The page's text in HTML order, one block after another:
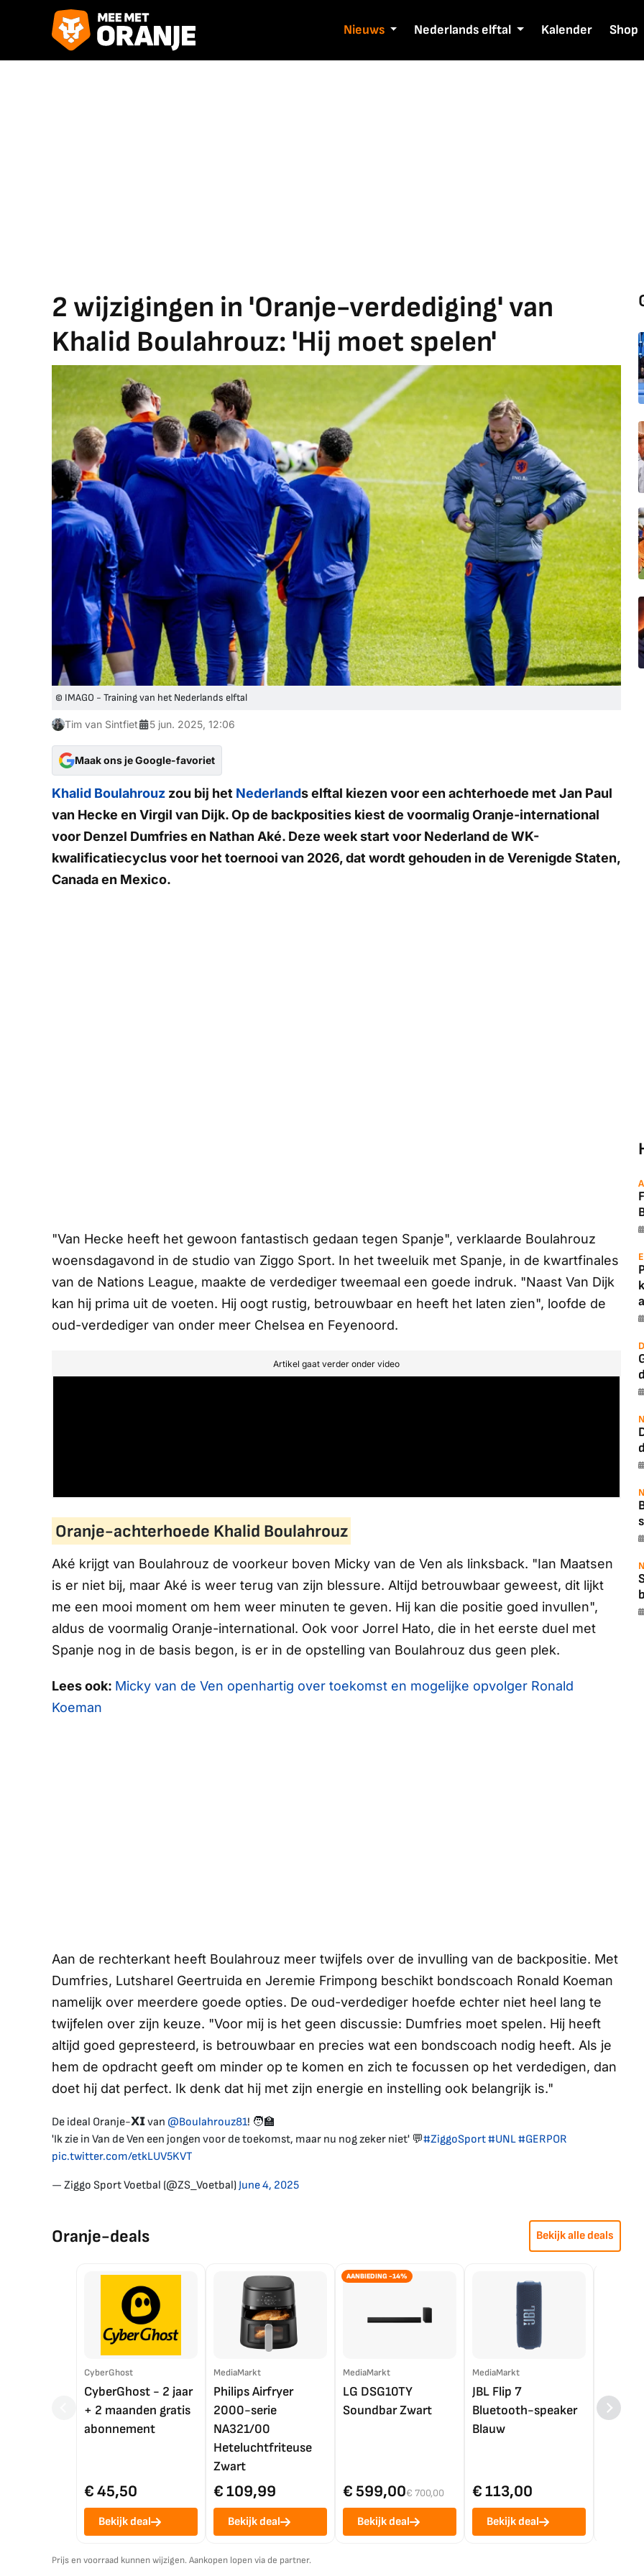
Nieuws Nederlands elftal Kalender Shop
2 wijzigingen in 'Oranje-verdediging' van
Khalid Boulahrouz: 'Hij moet spelen'
© IMAGO - Training van het Nederlands elftal
Tim van Sintfiet 5 jun. 2025, 12:06
Maak ons je Google-favoriet
Khalid Boulahrouz zou bij het Nederlands elftal kiezen voor een achterhoede met Jan Paul
van Hecke en Virgil van Dijk. Op de backposities kiest de voormalig Oranje-international
voor Denzel Dumfries en Nathan Aké. Deze week start voor Nederland de WK-
kwalificatiecyclus voor het toernooi van 2026, dat wordt gehouden in de Verenigde Staten,
Canada en Mexico.
"Van Hecke heeft het gewoon fantastisch gedaan tegen Spanje", verklaarde Boulahrouz
woensdagavond in de studio van Ziggo Sport. In het tweeluik met Spanje, in de kwartfinales
van de Nations League, maakte de verdediger tweemaal een goede indruk. "Naast Van Dijk
kan hij prima uit de voeten. Hij oogt rustig, betrouwbaar en heeft het laten zien", loofde de
oud-verdediger van onder meer Chelsea en Feyenoord.
Artikel gaat verder onder video
Oranje-achterhoede Khalid Boulahrouz
Aké krijgt van Boulahrouz de voorkeur boven Micky van de Ven als linksback. "Ian Maatsen
is er niet bij, maar Aké is weer terug van zijn blessure. Altijd betrouwbaar geweest, dit lijkt
me een mooi moment om hem weer minuten te geven. Hij kan die positie goed invullen",
aldus de voormalig Oranje-international. Ook voor Jorrel Hato, die in het eerste duel met
Spanje nog in de basis begon, is er in de opstelling van Boulahrouz dus geen plek.
Lees ook: Micky van de Ven openhartig over toekomst en mogelijke opvolger Ronald
Koeman
Aan de rechterkant heeft Boulahrouz meer twijfels over de invulling van de backpositie. Met
Dumfries, Lutsharel Geertruida en Jeremie Frimpong beschikt bondscoach Ronald Koeman
namelijk over meerdere goede opties. De oud-verdediger hoefde echter niet heel lang te
twijfelen over zijn keuze. "Voor mij is het geen discussie: Dumfries moet spelen. Hij heeft
altijd goed gepresteerd, is betrouwbaar en precies wat een bondscoach nodig heeft. Als je
hem de opdracht geeft om minder op te komen en zich te focussen op het verdedigen, dan
doet hij dat perfect. Ik denk dat hij met zijn energie en instelling ook belangrijk is."
De ideal Oranje-𝗫𝗜 van @Boulahrouz81! 🧑‍🏫
'Ik zie in Van de Ven een jongen voor de toekomst, maar nu nog zeker niet' 💬#ZiggoSport#UNL#GERPOR
pic.twitter.com/etkLUV5KVT
— Ziggo Sport Voetbal (@ZS_Voetbal)June 4, 2025
Oranje-deals Bekijk alle deals
CyberGhost
CyberGhost - 2 jaar
+ 2 maanden gratis
abonnement
€ 45,50
Bekijk deal
MediaMarkt
Philips Airfryer
2000-serie
NA321/00
Heteluchtfriteuse
Zwart
€ 109,99
Bekijk deal
AANBIEDING -14%
MediaMarkt
LG DSG10TY
Soundbar Zwart
€ 599,00€ 700,00
Bekijk deal
MediaMarkt
JBL Flip 7
Bluetooth-speaker
Blauw
€ 113,00
Bekijk deal
LG
4K TV
Prijs en voorraad kunnen wijzigen. Aankopen lopen via de partner.